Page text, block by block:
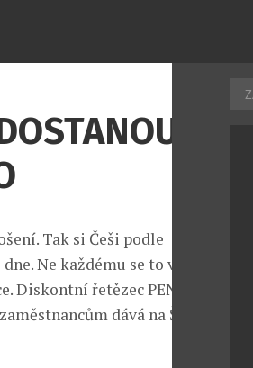
Tak si Češi podle
Ne každému se to však
Diskontní řetězec PENNY se
dává na Štědrý